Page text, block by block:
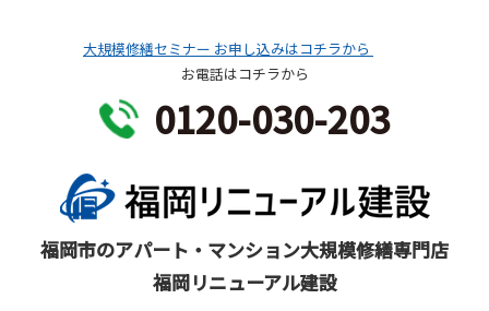
大規模修繕セミナー お申し込みはコチラから
お電話はコチラから
0120-030-203
福岡市のアパート・マンション大規模修繕専門店
福岡リニューアル建設